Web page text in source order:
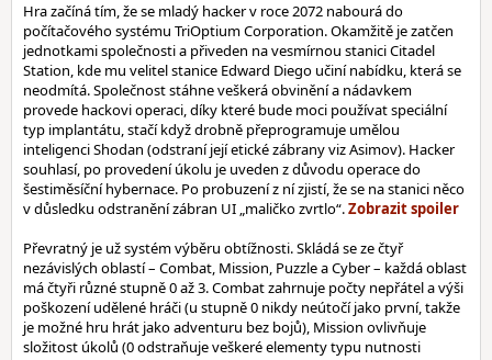
Hra začíná tím, že se mladý hacker v roce 2072 nabourá do
počítačového systému TriOptium Corporation. Okamžitě je zatčen
jednotkami společnosti a přiveden na vesmírnou stanici Citadel
Station, kde mu velitel stanice Edward Diego učiní nabídku, která se
neodmítá. Společnost stáhne veškerá obvinění a nádavkem
provede hackovi operaci, díky které bude moci používat speciální
typ implantátu, stačí když drobně přeprogramuje umělou
inteligenci Shodan (odstraní její etické zábrany viz Asimov). Hacker
souhlasí, po provedení úkolu je uveden z důvodu operace do
šestiměsíční hybernace. Po probuzení z ní zjistí, že se na stanici něco
v důsledku odstranění zábran UI „maličko zvrtlo“.
Převratný je už systém výběru obtížnosti. Skládá se ze čtyř
nezávislých oblastí – Combat, Mission, Puzzle a Cyber – každá oblast
má čtyři různé stupně 0 až 3. Combat zahrnuje počty nepřátel a výši
poškození udělené hráči (u stupně 0 nikdy neútočí jako první, takže
je možné hru hrát jako adventuru bez bojů), Mission ovlivňuje
složitost úkolů (0 odstraňuje veškeré elementy typu nutnosti